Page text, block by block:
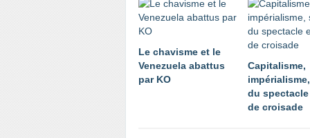
Le chavisme et le
Venezuela abattus
par KO
Capitalisme,
du
de croisade